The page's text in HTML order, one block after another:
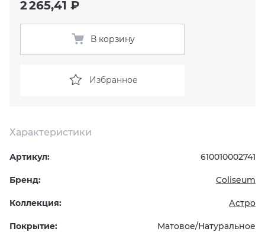
KERAMA MARAZZI
PAMESA
ГРАНИТЕЯ
УРАЛЬСКИЙ ГРАНИТ
XLIGHT XTONE URBATEK
XXL Pamesa
СМЕСИТЕЛИ
УНИТАЗЫ И ПИCCУАРЫ
Характеристики
Артикул: 610010002741
Бренд: Coliseum
Коллекция: Астро
Покрытие: Матовое/Натуральное
2 265,41 ₽
В корзину
Избранное